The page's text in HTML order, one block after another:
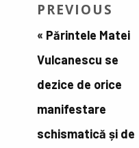
PREVIOUS
« Părintele Matei
Vulcanescu se
dezice de orice
manifestare
schismatică și de